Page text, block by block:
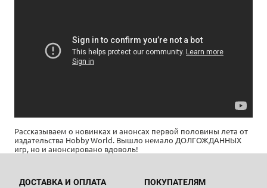
Рассказываем о новинках и анонсах первой половины лета от
издательства Hobby World. Вышло немало ДОЛГОЖДАННЫХ
игр, но и анонсировано вдоволь!
ДОСТАВКА И ОПЛАТА ПОКУПАТЕЛЯМ